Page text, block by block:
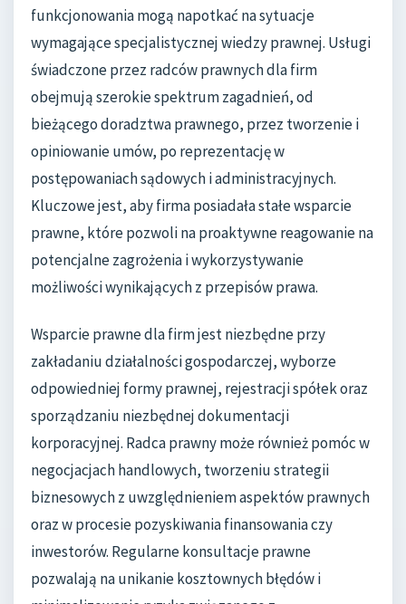
funkcjonowania mogą napotkać na sytuacje
wymagające specjalistycznej wiedzy prawnej. Usługi
świadczone przez radców prawnych dla firm
obejmują szerokie spektrum zagadnień, od
bieżącego doradztwa prawnego, przez tworzenie i
opiniowanie umów, po reprezentację w
postępowaniach sądowych i administracyjnych.
Kluczowe jest, aby firma posiadała stałe wsparcie
prawne, które pozwoli na proaktywne reagowanie na
potencjalne zagrożenia i wykorzystywanie
możliwości wynikających z przepisów prawa.
Wsparcie prawne dla firm jest niezbędne przy
zakładaniu działalności gospodarczej, wyborze
odpowiedniej formy prawnej, rejestracji spółek oraz
sporządzaniu niezbędnej dokumentacji
korporacyjnej. Radca prawny może również pomóc w
negocjacjach handlowych, tworzeniu strategii
biznesowych z uwzględnieniem aspektów prawnych
oraz w procesie pozyskiwania finansowania czy
inwestorów. Regularne konsultacje prawne
pozwalają na unikanie kosztownych błędów i